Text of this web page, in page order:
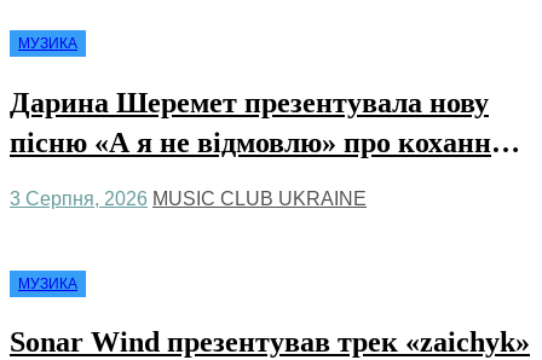
МУЗИКА
Дарина Шеремет презентувала нову
пісню «А я не відмовлю» про кохання,
3 Серпня, 2026 MUSIC CLUB UKRAINE
МУЗИКА
Sonar Wind презентував трек «zaichyk»